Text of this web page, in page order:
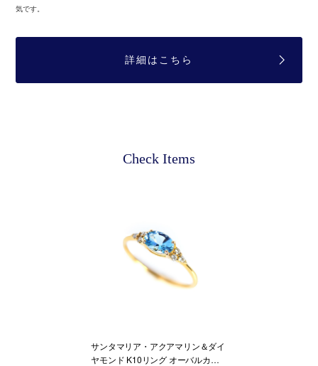
気です。
詳細はこちら
Check Items
サンタマリア・アクアマリン＆ダイ
ヤモンド K10リング オーバルカッ